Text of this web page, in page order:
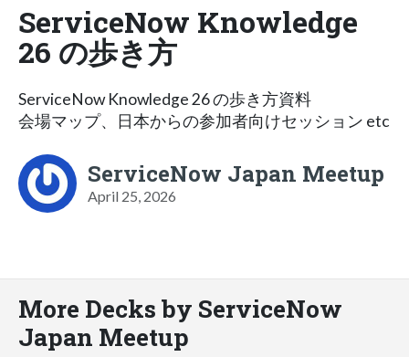
ServiceNow Knowledge
26 の歩き方
ServiceNow Knowledge 26 の歩き方資料
会場マップ、日本からの参加者向けセッション etc
ServiceNow Japan Meetup
April 25, 2026
More Decks by ServiceNow
Japan Meetup